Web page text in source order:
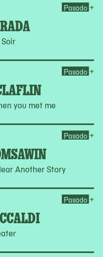
Pasado +
you met me
Pasado +
Another Story
Pasado +
Pasado +